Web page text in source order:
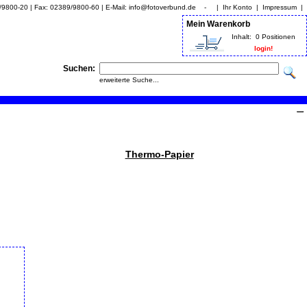
9800-20 | Fax: 02389/9800-60 | E-Mail: info@fotoverbund.de - | Ihr Konto | Impressum |
Mein Warenkorb
Inhalt:
0 Positionen
login!
Suchen:
erweiterte Suche...
Thermo-Papier